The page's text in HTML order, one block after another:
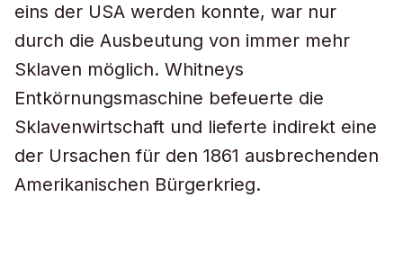
eins der USA werden konnte, war nur
durch die Ausbeutung von immer mehr
Sklaven möglich. Whitneys
Entkörnungsmaschine befeuerte die
Sklavenwirtschaft und lieferte indirekt eine
der Ursachen für den 1861 ausbrechenden
Amerikanischen Bürgerkrieg.